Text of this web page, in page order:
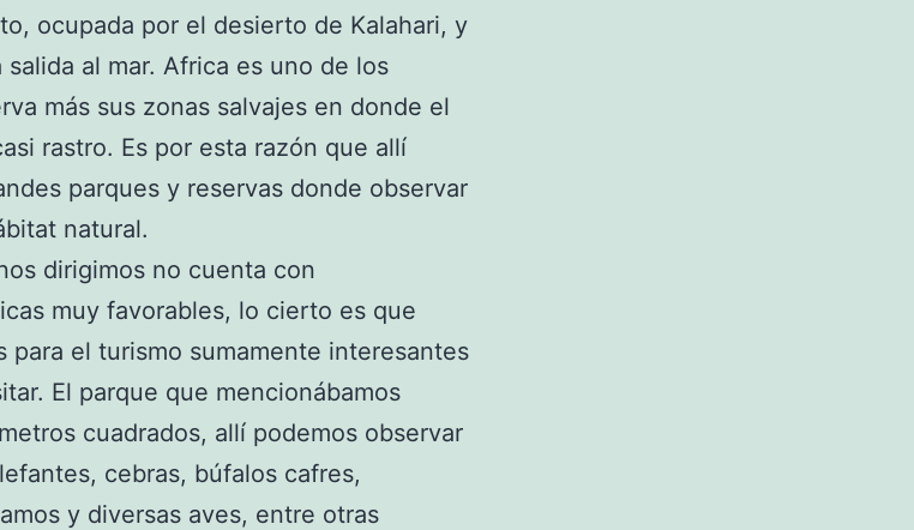
ocupada por el desierto de Kalahari, y
al mar. Africa es uno de los
más sus zonas salvajes en donde el
rastro. Es por esta razón que allí
parques y reservas donde observar
natural.
dirigimos no cuenta con
muy favorables, lo cierto es que
para el turismo sumamente interesantes
El parque que mencionábamos
cuadrados, allí podemos observar
cebras, búfalos cafres,
y diversas aves, entre otras